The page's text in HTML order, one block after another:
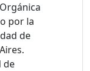
por la
de
de